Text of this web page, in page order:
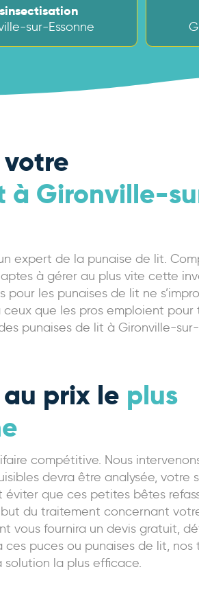
sur-Essonne
à Gironville-
expert de la punaise de lit.
à gérer au plus vite cette
les punaises de lit ne
que les pros emploient pour
punaises de lit à Gironville-sur-
prix le plus
compétitive. Nous
devra être analysée, votre
que ces petites bêtes
du traitement concernant
vous fournira un devis gratuit,
puces ou punaises de lit, nos
la plus efficace.